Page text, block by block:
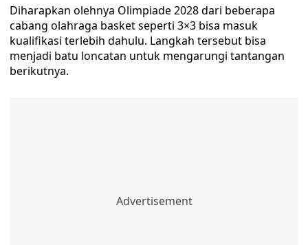
Diharapkan olehnya Olimpiade 2028 dari beberapa
cabang olahraga basket seperti 3×3 bisa masuk
kualifikasi terlebih dahulu. Langkah tersebut bisa
menjadi batu loncatan untuk mengarungi tantangan
berikutnya.